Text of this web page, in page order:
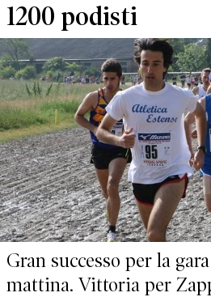
1200 podisti
Gran successo per la
mattina. Vittoria per